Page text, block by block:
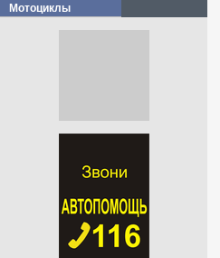
Мотоциклы